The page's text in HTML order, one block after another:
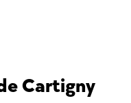
Cartigny